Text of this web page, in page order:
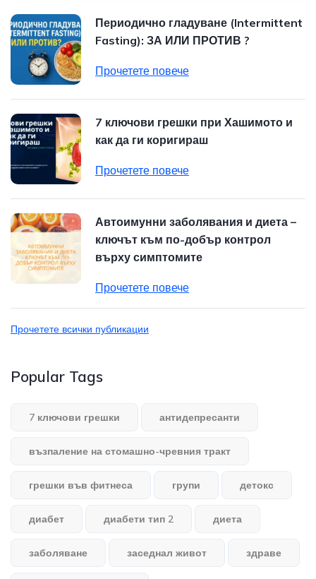
Периодично гладуване (Intermittent
Fasting): ЗА ИЛИ ПРОТИВ ?
Прочетете повече
7 ключови грешки при Хашимото и
как да ги коригираш
Прочетете повече
Автоимунни заболявания и диета –
ключът към по-добър контрол
върху симптомите
Прочетете повече
Прочетете всички публикации
Popular Tags
7 ключови грешки антидепресанти
възпаление на стомашно-чревния тракт
грешки във фитнеса групи детокс
диабет диабети тип 2 диета
заболяване заседнал живот здраве